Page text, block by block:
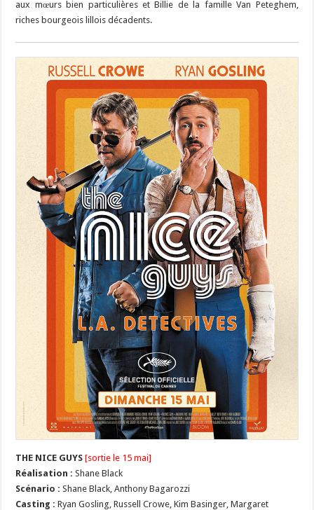
aux mœurs bien particulières et Billie de la famille Van Peteghem,
riches bourgeois lillois décadents.
THE NICE GUYS [sortie le 15 mai]
Réalisation :Shane Black
Scénario : Shane Black, Anthony Bagarozzi
Casting :Ryan Gosling, Russell Crowe, Kim Basinger, Margaret